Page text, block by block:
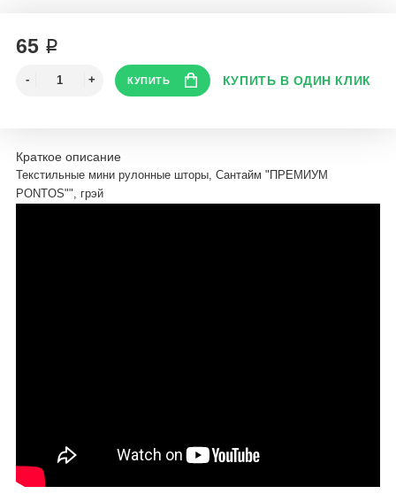
65 ₽
Краткое описание
Текстильные мини рулонные шторы, Сантайм "ПРЕМИУМ
PONTOS"", грэй